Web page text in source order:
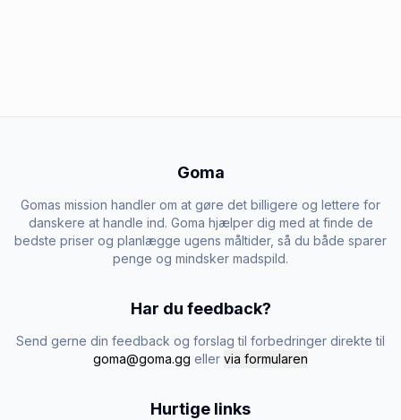
Goma
Gomas mission handler om at gøre det billigere og lettere for
danskere at handle ind. Goma hjælper dig med at finde de
bedste priser og planlægge ugens måltider, så du både sparer
penge og mindsker madspild.
Har du feedback?
Send gerne din feedback og forslag til forbedringer direkte til
goma@goma.gg eller via formularen
Hurtige links